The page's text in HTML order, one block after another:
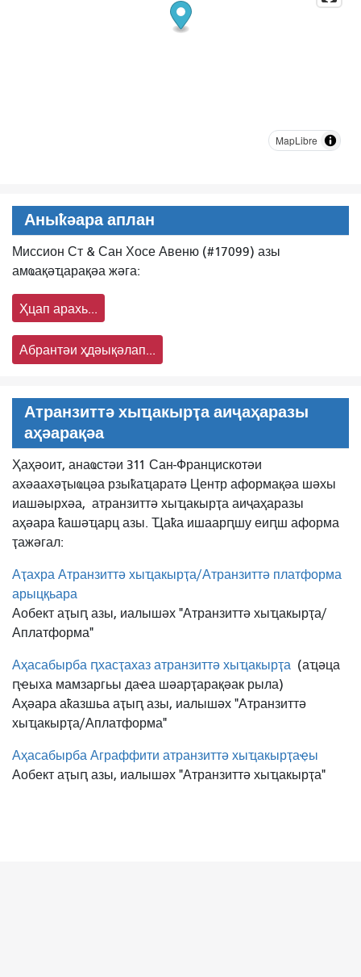
MapLibre
Аныҟәара аплан
Миссион Ст & Сан Хосе Авеню (#17099) азы
амҩақәҵарақәа жәга:
Ҳцап арахь...
Абрантәи ҳдәықәлап...
Атранзиттә хыҵакырҭа аиҷаҳаразы
аҳәарақәа
Ҳаҳәоит, анаҩстәи 311 Сан-Францискотәи
ахәаахәҭыҩцәа рзыҟаҵаратә Центр аформақәа шәхы
иашәырхәа, атранзиттә хыҵакырҭа аиҷаҳаразы
аҳәара ҟашәҵарц азы. Ҵаҟа ишаарԥшу еиԥш аформа
ҭажәгал:
Аҭахра Атранзиттә хыҵакырҭа/Атранзиттә платформа
арыцқьара
Аобект аҭыԥ азы, иалышәх "Атранзиттә хыҵакырҭа/
Аплатформа"
Аҳасабырба ԥхасҭахаз атранзиттә хыҵакырҭа (аҵәца
ԥҽыха мамзаргьы даҽа шәарҭарақәак рыла)
Аҳәара аҟазшьа аҭыԥ азы, иалышәх "Атранзиттә
хыҵакырҭа/Аплатформа"
Аҳасабырба Аграффити атранзиттә хыҵакырҭаҿы
Аобект аҭыԥ азы, иалышәх "Атранзиттә хыҵакырҭа"